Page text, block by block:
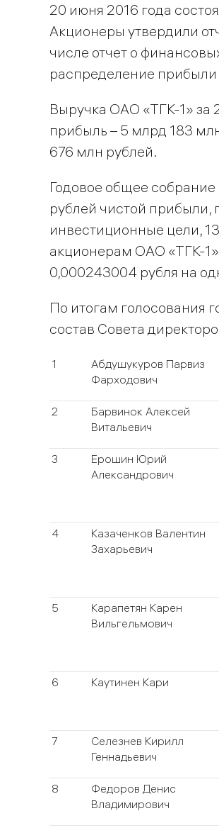
20 июня 2016 года
Акционеры утвердили
числе отчет о
распределение прибыли
Выручка ОАО «ТГК-1» за
прибыль – 5 млрд 183
676 млн рублей.
Годовое общее
рублей чистой прибыли,
инвестиционные цели,
акционерам ОАО «ТГК-
0,000243004 рубля на
По итогам
состав Совета
1
Абдушукуров Парвиз
Фарходович
2
Барвинок Алексей
Витальевич
3
Ерошин Юрий
Александрович
4
Казаченков Валентин
Захарьевич
5
Карапетян Карен
Вильгельмович
6 Каутинен Кари
7
Селезнев Кирилл
Геннадьевич
8
Федоров Денис
Владимирович